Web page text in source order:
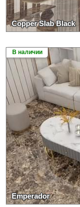
Copper Slab Black
В наличии
Emperador